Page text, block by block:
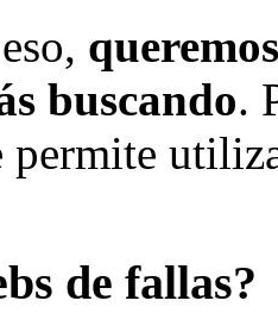
buscando.
permite
de fallas?